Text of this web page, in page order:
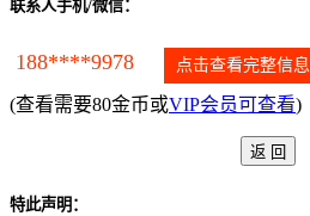
联系人手机/微信：
188****9978 点击查看完整信息
(查看需要80金币或VIP会员可查看)
特此声明：